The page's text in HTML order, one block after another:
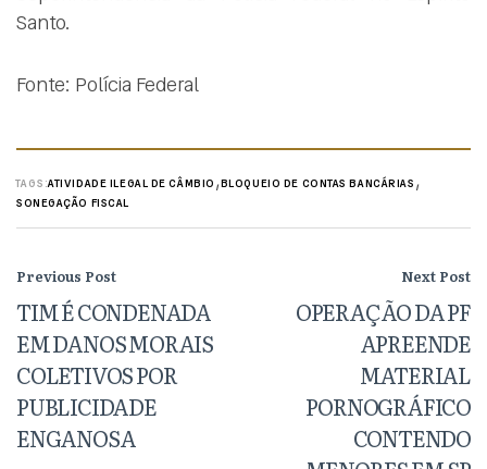
Santo.
Fonte: Polícia Federal
TAGS:ATIVIDADE ILEGAL DE CÂMBIO ,BLOQUEIO DE CONTAS BANCÁRIAS ,
SONEGAÇÃO FISCAL
Previous Post
TIM É CONDENADA
EM DANOS MORAIS
COLETIVOS POR
PUBLICIDADE
ENGANOSA
Next Post
OPERAÇÃO DA PF
APREENDE
MATERIAL
PORNOGRÁFICO
CONTENDO